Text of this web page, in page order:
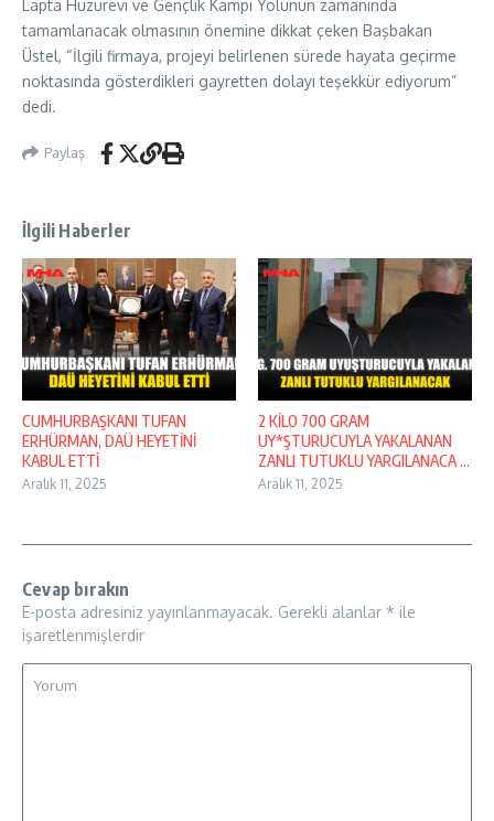
Lapta Huzurevi ve Gençlik Kampı Yolunun zamanında
tamamlanacak olmasının önemine dikkat çeken Başbakan
Üstel, “İlgili firmaya, projeyi belirlenen sürede hayata geçirme
noktasında gösterdikleri gayretten dolayı teşekkür ediyorum”
dedi.
Paylaş
İlgili Haberler
CUMHURBAŞKANI TUFAN
ERHÜRMAN, DAÜ HEYETİNİ
KABUL ETTİ
Aralık 11, 2025
2 KİLO 700 GRAM
UY*ŞTURUCUYLA YAKALANAN
ZANLI TUTUKLU YARGILANACA ...
Aralık 11, 2025
Cevap bırakın
E-posta adresiniz yayınlanmayacak. Gerekli alanlar * ile
işaretlenmişlerdir